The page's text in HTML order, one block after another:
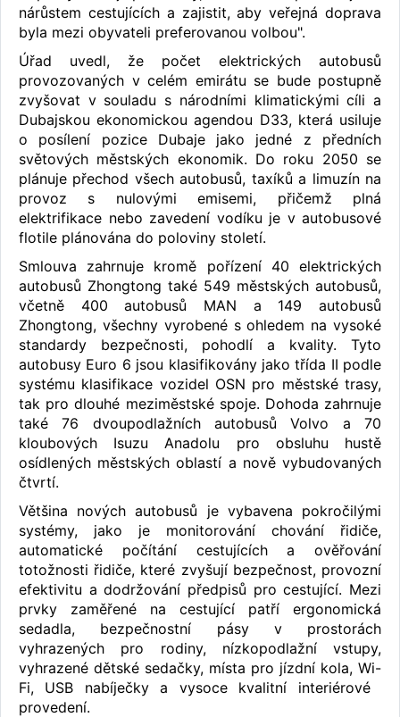
nárůstem cestujících a zajistit, aby veřejná doprava
byla mezi obyvateli preferovanou volbou".
Úřad uvedl, že počet elektrických autobusů
provozovaných v celém emirátu se bude postupně
zvyšovat v souladu s národními klimatickými cíli a
Dubajskou ekonomickou agendou D33, která usiluje
o posílení pozice Dubaje jako jedné z předních
světových městských ekonomik. Do roku 2050 se
plánuje přechod všech autobusů, taxíků a limuzín na
provoz s nulovými emisemi, přičemž plná
elektrifikace nebo zavedení vodíku je v autobusové
flotile plánována do poloviny století.
Smlouva zahrnuje kromě pořízení 40 elektrických
autobusů Zhongtong také 549 městských autobusů,
včetně 400 autobusů MAN a 149 autobusů
Zhongtong, všechny vyrobené s ohledem na vysoké
standardy bezpečnosti, pohodlí a kvality. Tyto
autobusy Euro 6 jsou klasifikovány jako třída II podle
systému klasifikace vozidel OSN pro městské trasy,
tak pro dlouhé meziměstské spoje. Dohoda zahrnuje
také 76 dvoupodlažních autobusů Volvo a 70
kloubových Isuzu Anadolu pro obsluhu hustě
osídlených městských oblastí a nově vybudovaných
čtvrtí.
Většina nových autobusů je vybavena pokročilými
systémy, jako je monitorování chování řidiče,
automatické počítání cestujících a ověřování
totožnosti řidiče, které zvyšují bezpečnost, provozní
efektivitu a dodržování předpisů pro cestující. Mezi
prvky zaměřené na cestující patří ergonomická
sedadla, bezpečnostní pásy v prostorách
vyhrazených pro rodiny, nízkopodlažní vstupy,
vyhrazené dětské sedačky, místa pro jízdní kola, Wi-
Fi, USB nabíječky a vysoce kvalitní interiérové ​​
provedení.